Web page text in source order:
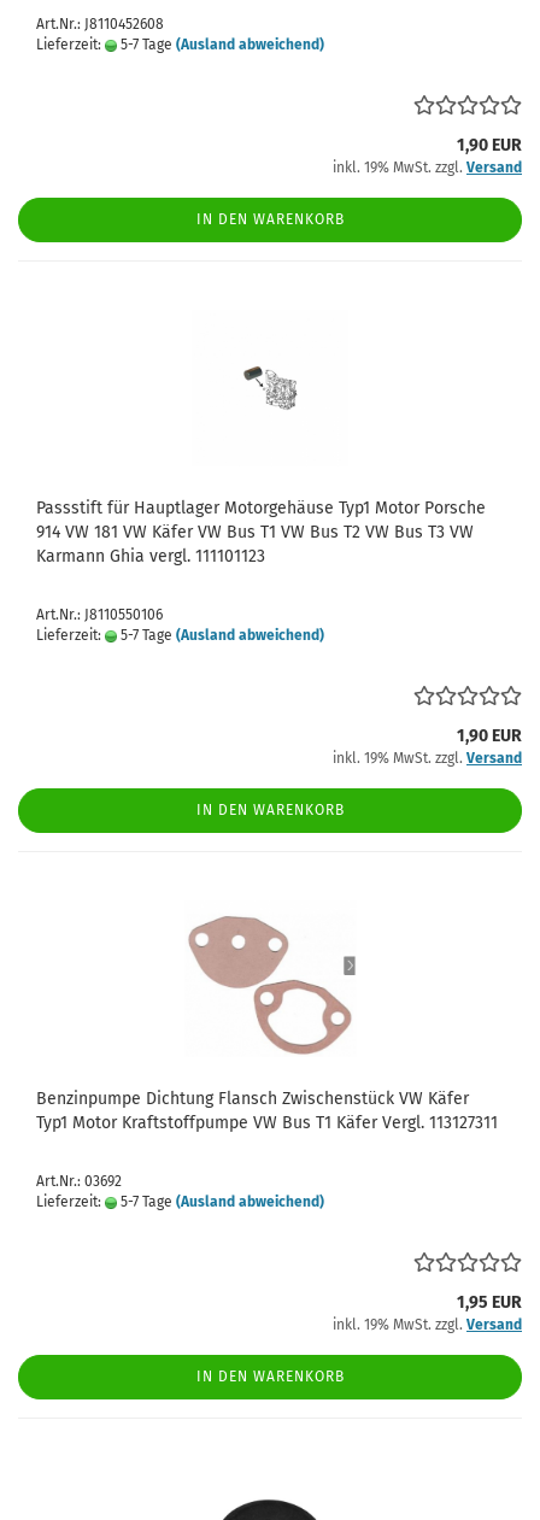
Art.Nr.: J8110452608
Lieferzeit:
5-7 Tage (Ausland abweichend)
1,90 EUR
inkl. 19% MwSt. zzgl. Versand
IN DEN WARENKORB
Passstift für Hauptlager Motorgehäuse Typ1 Motor Porsche
914 VW 181 VW Käfer VW Bus T1 VW Bus T2 VW Bus T3 VW
Karmann Ghia vergl. 111101123
Art.Nr.: J8110550106
Lieferzeit:
5-7 Tage (Ausland abweichend)
1,90 EUR
inkl. 19% MwSt. zzgl. Versand
IN DEN WARENKORB
Benzinpumpe Dichtung Flansch Zwischenstück VW Käfer
Typ1 Motor Kraftstoffpumpe VW Bus T1 Käfer Vergl. 113127311
Art.Nr.: 03692
Lieferzeit:
5-7 Tage (Ausland abweichend)
1,95 EUR
inkl. 19% MwSt. zzgl. Versand
IN DEN WARENKORB